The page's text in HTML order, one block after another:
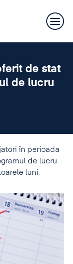
de stat
de lucru
în perioada
de lucru
luni.